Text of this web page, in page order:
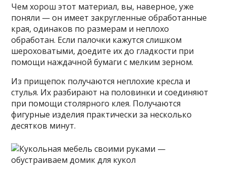
Чем хорош этот материал, вы, наверное, уже
поняли — он имеет закругленные обработанные
края, одинаков по размерам и неплохо
обработан. Если палочки кажутся слишком
шероховатыми, доедите их до гладкости при
помощи наждачной бумаги с мелким зерном.
Из прищепок получаются неплохие кресла и
стулья. Их разбирают на половинки и соединяют
при помощи столярного клея. Получаются
фигурные изделия практически за несколько
десятков минут.